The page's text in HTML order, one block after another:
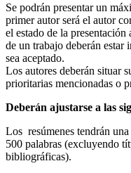
Se podrán presentar un
primer autor será el autor
el estado de la
de un trabajo deberán estar
sea aceptado.
Los autores deberán situar
prioritarias mencionadas o
Deberán ajustarse a las
Los resúmenes tendrán
500 palabras (excluyendo
bibliográficas).